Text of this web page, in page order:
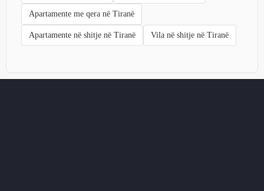
Apartamente me qera në Tiranë
Apartamente në shitje në Tiranë Vila në shitje në Tiranë